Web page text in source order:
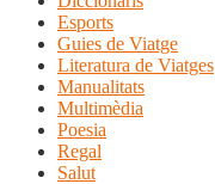
Esports
Guies de Viatge
Literatura de Viatges
Manualitats
Multimèdia
Poesia
Regal
Salut